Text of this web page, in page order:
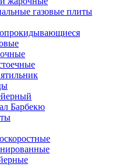
газовые плиты
Барбекю